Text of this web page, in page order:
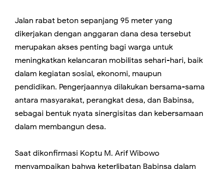
Jalan rabat beton sepanjang 95 meter yang
dikerjakan dengan anggaran dana desa tersebut
merupakan akses penting bagi warga untuk
meningkatkan kelancaran mobilitas sehari-hari, baik
dalam kegiatan sosial, ekonomi, maupun
pendidikan. Pengerjaannya dilakukan bersama-sama
antara masyarakat, perangkat desa, dan Babinsa,
sebagai bentuk nyata sinergisitas dan kebersamaan
dalam membangun desa.
Saat dikonfirmasi Koptu M. Arif Wibowo
menyampaikan bahwa keterlibatan Babinsa dalam